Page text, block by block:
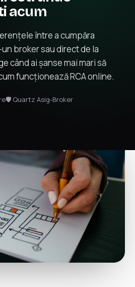
acum
între a cumpăra
broker sau direct de la
când ai șanse mai mari să
funcționează RCA online.
🛡 Quartz Asig-Broker